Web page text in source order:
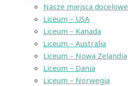
Nasze miejsca docelowe
Liceum – USA
Liceum – Kanada
Liceum – Australia
Liceum – Nowa Zelandia
Liceum – Dania
Liceum – Norwegia